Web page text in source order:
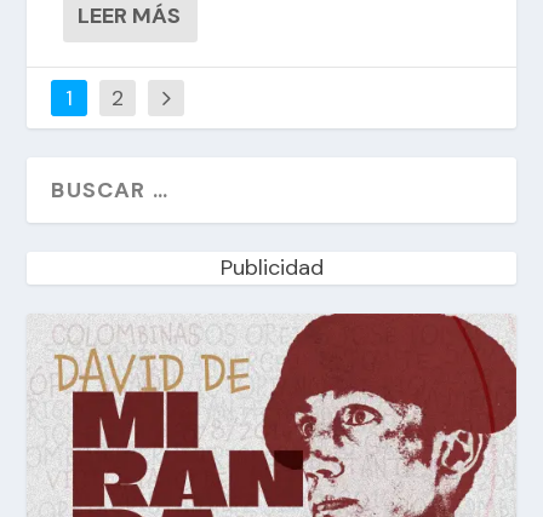
LEER MÁS
1 2
Publicidad